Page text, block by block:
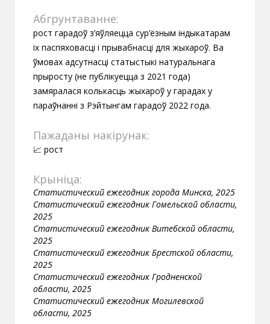
Абгрунтаванне:
рост гарадоў з’яўляецца сур’ёзным індыкатарам
іх паспяховасці і прывабнасці для жыхароў. Ва
ўмовах адсутнасці статыстыкі натуральнага
прыросту (не публікуецца з 2021 года)
замяралася колькасць жыхароў у гарадах у
параўнанні з Рэйтынгам гарадоў 2022 года.
Пажаданы накірунак:
📈 рост
Крыніца:
Статистический ежегодник города Минска, 2025
Статистический ежегодник Гомельской области,
2025
Статистический ежегодник Витебской области,
2025
Статистический ежегодник Брестской области,
2025
Статистический ежегодник Гродненской
области, 2025
Статистический ежегодник Могилевской
области, 2025